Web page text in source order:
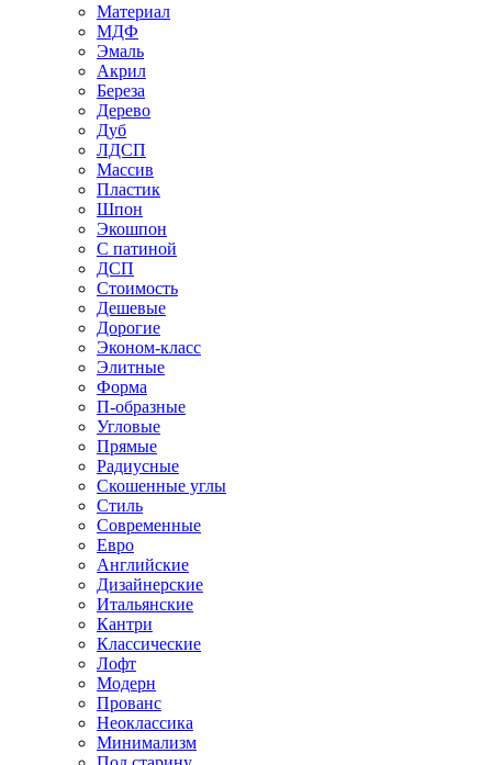
Материал
МДФ
Эмаль
Акрил
Береза
Дерево
Дуб
ЛДСП
Массив
Пластик
Шпон
Экошпон
С патиной
ДСП
Стоимость
Дешевые
Дорогие
Эконом-класс
Элитные
Форма
П-образные
Угловые
Прямые
Радиусные
Скошенные углы
Стиль
Современные
Евро
Английские
Дизайнерские
Итальянские
Кантри
Классические
Лофт
Модерн
Прованс
Неоклассика
Минимализм